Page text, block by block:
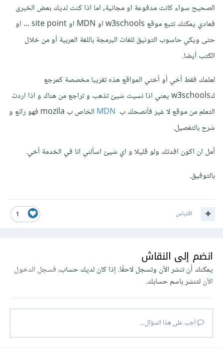
الصحيح سواء كانت مدفوعة او مجانية, اما اذا كنت لديك بعض الخبرى
فعادي يمكنك تتبع موقع w3schools او MDN او site point ... او
حتى ويكي حاسوب التوثيق للغات البرمجة باللغة العربية أو من خلال
الكتب أيضا.
لعلمك فقط أخي أو أختي المواقع هذه تقريبا مخصصة كمرجع
كw3schools يعني اذا نسيت شيئ تذهب و تراجع من هناك و اذا اردت
التعلم من موقع لا غير فأنصحك ب MDN
الخاص ب mozila فهو رائع و
شرح بالتفصيل.
آمل ان اكون افدتك ولو قليلا و اي شيئ اسألني انا في الخدمة أخي.
بالتوفيق.
1 اقتباس
انضم إلى النقاش
يمكنك أن تنشر الآن وتسجل لاحقًا. إذا كان لديك حساب،فسجل الدخول
الآنلتنشر باسم حسابك.
أجب على هذا السؤال...